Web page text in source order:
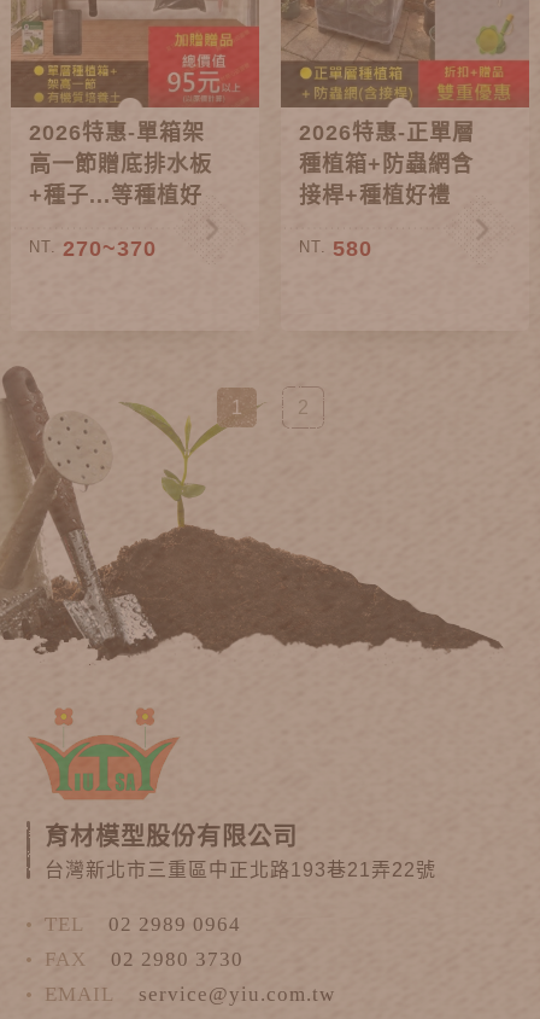
2026特惠-單箱架
高一節贈底排水板
+種子...等種植好
NT. 270~370
2026特惠-正單層
種植箱+防蟲網含
接桿+種植好禮
NT. 580
1 2
育材模型股份有限公司
台灣新北市三重區中正北路193巷21弄22號
TEL
02 2989 0964
FAX
02 2980 3730
EMAIL
service@yiu.com.tw